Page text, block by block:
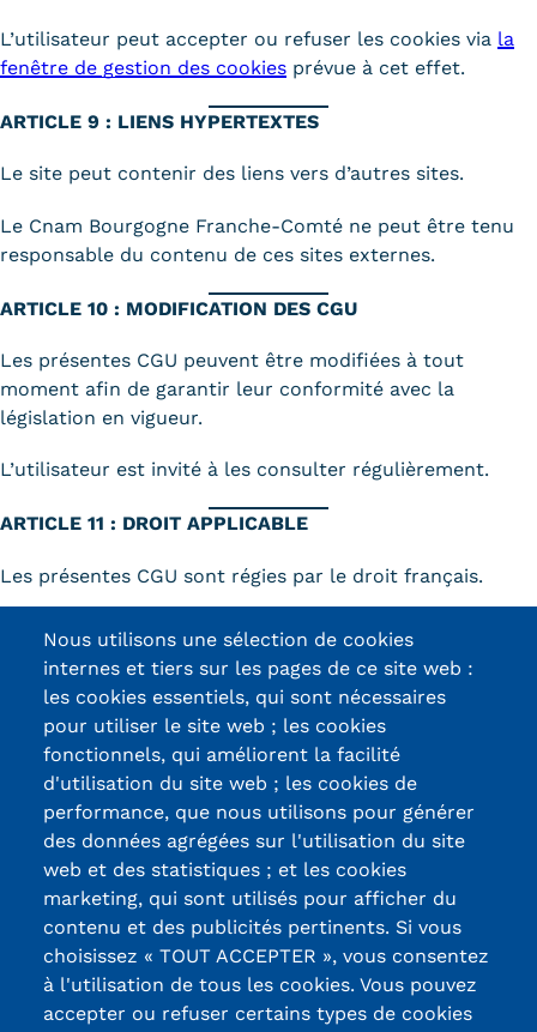
Modalités de financement
Infos entreprises
Taxe d'apprentissage
Infos enseignants
Être enseignant au Cnam
Infos partenaires
Kits communications Cnam
Prospect
Fiche contact salons, forums,
JPO
L’utilisateur peut accepter ou refuser les cookies via la
fenêtre de gestion des cookies prévue à cet effet.
ARTICLE 9 : LIENS HYPERTEXTES
Le site peut contenir des liens vers d’autres sites.
Le Cnam Bourgogne Franche-Comté ne peut être tenu
responsable du contenu de ces sites externes.
ARTICLE 10 : MODIFICATION DES CGU
Les présentes CGU peuvent être modifiées à tout
moment afin de garantir leur conformité avec la
législation en vigueur.
L’utilisateur est invité à les consulter régulièrement.
ARTICLE 11 : DROIT APPLICABLE
Les présentes CGU sont régies par le droit français.
En cas de litige, et à défaut de résolution amiable, les
tribunaux français seront seuls compétents.
13, Rue Ernest
Thierry-Mieg
90010 BELFORT
Certifications /
Labels qualité
Nous utilisons une sélection de cookies
internes et tiers sur les pages de ce site web :
les cookies essentiels, qui sont nécessaires
pour utiliser le site web ; les cookies
fonctionnels, qui améliorent la facilité
d'utilisation du site web ; les cookies de
performance, que nous utilisons pour générer
des données agrégées sur l'utilisation du site
web et des statistiques ; et les cookies
marketing, qui sont utilisés pour afficher du
contenu et des publicités pertinents. Si vous
choisissez « TOUT ACCEPTER », vous consentez
à l'utilisation de tous les cookies. Vous pouvez
accepter ou refuser certains types de cookies